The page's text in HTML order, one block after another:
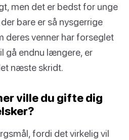
men det er bedst for unge
bare er så nysgerrige
deres venner har forseglet
gå endnu længere, er
næste skridt.
ville du gifte dig
fordi det virkelig vil